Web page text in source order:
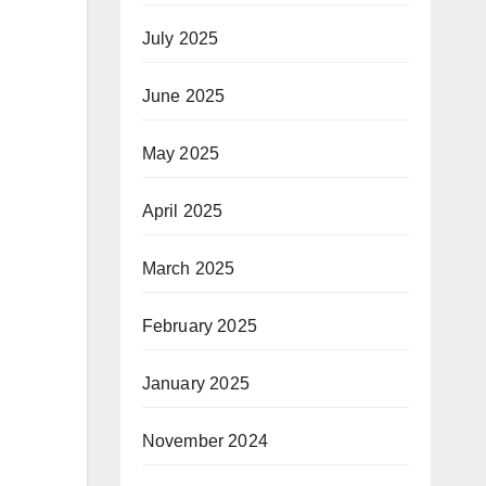
July 2025
June 2025
May 2025
April 2025
March 2025
February 2025
January 2025
November 2024